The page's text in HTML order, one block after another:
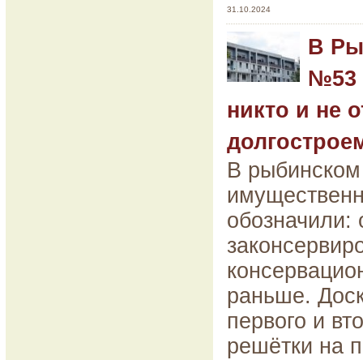
31.10.2024
В
№53
никто и не
В
обозначили:
раньше.
первого и
решётки на